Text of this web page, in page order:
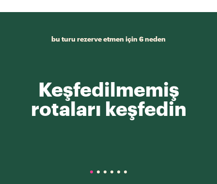
bu turu rezerve etmen için 6 neden
Keşfedilmemiş
rotaları keşfedin